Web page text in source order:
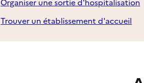
Trouver un établissement d'accueil